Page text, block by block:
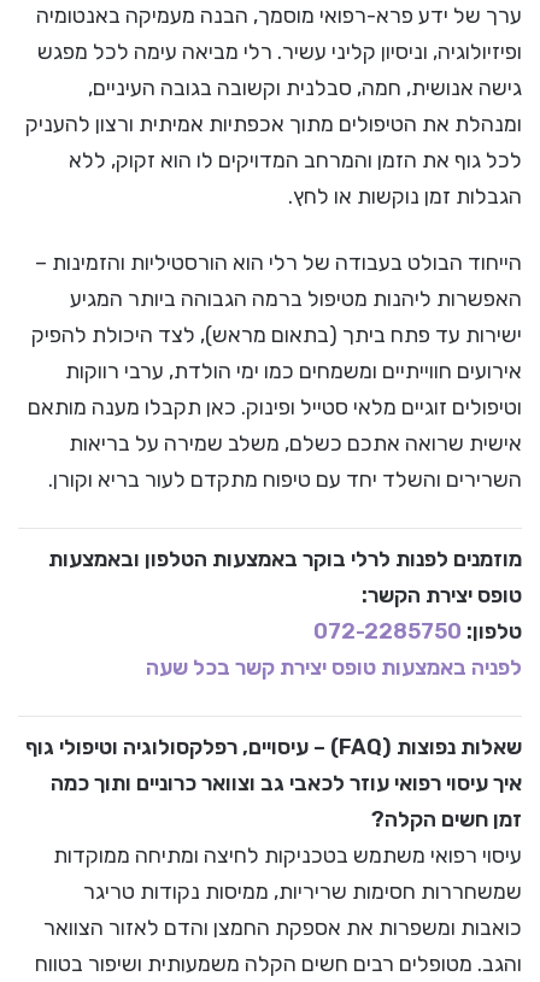
ערך של ידע פרא-רפואי מוסמך, הבנה מעמיקה באנטומיה
ופיזיולוגיה, וניסיון קליני עשיר. רלי מביאה עימה לכל מפגש
גישה אנושית, חמה, סבלנית וקשובה בגובה העיניים,
ומנהלת את הטיפולים מתוך אכפתיות אמיתית ורצון להעניק
לכל גוף את הזמן והמרחב המדויקים לו הוא זקוק, ללא
הגבלות זמן נוקשות או לחץ.
הייחוד הבולט בעבודה של רלי הוא הורסטיליות והזמינות –
האפשרות ליהנות מטיפול ברמה הגבוהה ביותר המגיע
ישירות עד פתח ביתך (בתאום מראש), לצד היכולת להפיק
אירועים חווייתיים ומשמחים כמו ימי הולדת, ערבי רווקות
וטיפולים זוגיים מלאי סטייל ופינוק. כאן תקבלו מענה מותאם
אישית שרואה אתכם כשלם, משלב שמירה על בריאות
השרירים והשלד יחד עם טיפוח מתקדם לעור בריא וקורן.
מוזמנים לפנות לרלי בוקר באמצעות הטלפון ובאמצעות
טופס יצירת הקשר:
טלפון: 072-2285750
לפניה באמצעות טופס יצירת קשר בכל שעה
שאלות נפוצות (FAQ) – עיסויים, רפלקסולוגיה וטיפולי גוף
איך עיסוי רפואי עוזר לכאבי גב וצוואר כרוניים ותוך כמה
זמן חשים הקלה?
עיסוי רפואי משתמש בטכניקות לחיצה ומתיחה ממוקדות
שמשחררות חסימות שריריות, ממיסות נקודות טריגר
כואבות ומשפרות את אספקת החמצן והדם לאזור הצוואר
והגב. מטופלים רבים חשים הקלה משמעותית ושיפור בטווח